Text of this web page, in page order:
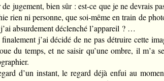
jugement, bien sûr : est-ce que je ne devrais
rien ni personne, que soi-même en train de
absurdement déclenché l’appareil ? …
j’ai décidé de ne pas détruire cette
du temps, et ne saisir qu’une ombre, il m’a
d’un instant, le regard déjà enfui au